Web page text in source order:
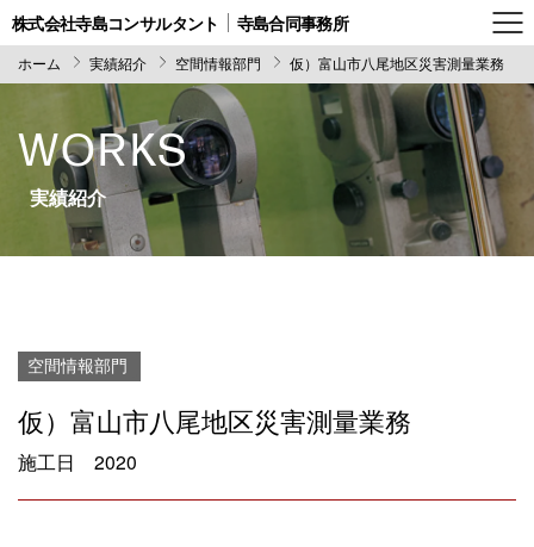
株式会社寺島コンサルタント 寺島合同事務所
ホーム 実績紹介 空間情報部門 仮）富山市八尾地区災害測量業務
WORKS
実績紹介
空間情報部門
仮）富山市八尾地区災害測量業務
施工日 2020